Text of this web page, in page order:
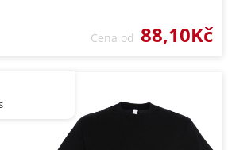
Cena od 88,10Kč